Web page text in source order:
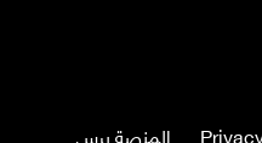
المنصة برس